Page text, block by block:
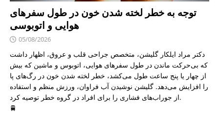
توجه به خطر لخته شدن خون در طول سفرهای
هوایی و اتوبوسی
05/08/2026
دکتر مراد ایلکار گلیشن، متخصص جراحی قلب و عروق، اظهار داشت
که بی‌حرکت ماندن در طول سفرهای هوایی، اتوبوس و ماشین که بیش
از چهار یا پنج ساعت طول می‌کشد، خطر لخته شدن خون در رگ‌های پا
را افزایش می‌دهد. گلیشن نوشیدن آب فراوان، ورزش منظم و استفاده
از جوراب‌های فشاری را برای افراد در گروه خطر توصیه کرد.
🚆